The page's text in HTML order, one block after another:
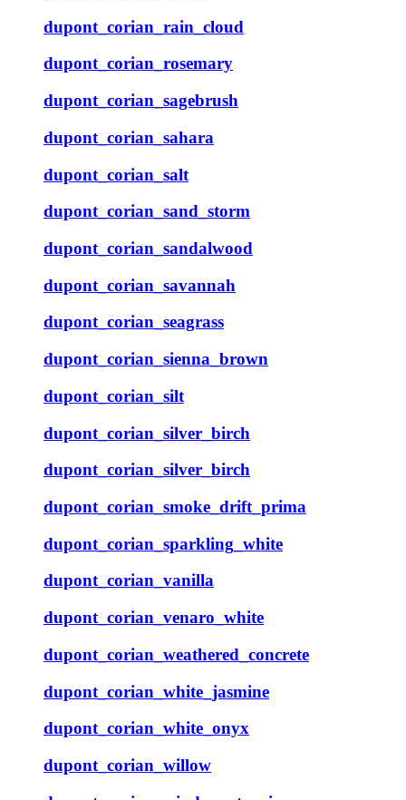
dupont_corian_rain_cloud
dupont_corian_rosemary
dupont_corian_sagebrush
dupont_corian_sahara
dupont_corian_salt
dupont_corian_sand_storm
dupont_corian_sandalwood
dupont_corian_savannah
dupont_corian_seagrass
dupont_corian_sienna_brown
dupont_corian_silt
dupont_corian_silver_birch
dupont_corian_silver_birch
dupont_corian_smoke_drift_prima
dupont_corian_sparkling_white
dupont_corian_vanilla
dupont_corian_venaro_white
dupont_corian_weathered_concrete
dupont_corian_white_jasmine
dupont_corian_white_onyx
dupont_corian_willow